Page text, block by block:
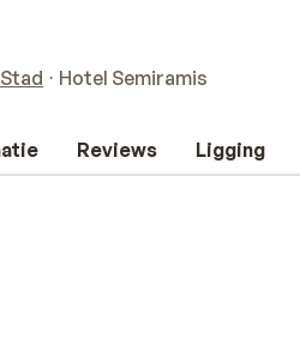
Hotel Semiramis
Reviews Ligging